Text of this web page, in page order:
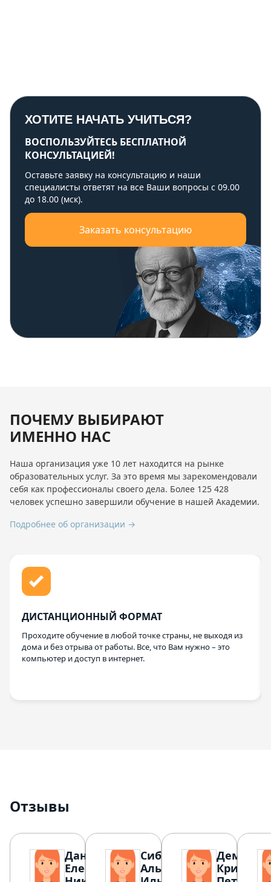
ХОТИТЕ НАЧАТЬ УЧИТЬСЯ?
ВОСПОЛЬЗУЙТЕСЬ БЕСПЛАТНОЙ
КОНСУЛЬТАЦИЕЙ!
Оставьте заявку на консультацию и наши
специалисты ответят на все Ваши вопросы с 09.00
до 18.00 (мск).
Заказать консультацию
ПОЧЕМУ ВЫБИРАЮТ
ИМЕННО НАС
Наша организация уже 10 лет находится на рынке
образовательных услуг. За это время мы зарекомендовали
себя как профессионалы своего дела. Более 125 428
человек успешно завершили обучение в нашей Академии.
Подробнее об организации →
ДИСТАНЦИОННЫЙ ФОРМАТ
Проходите обучение в любой точке страны, не выходя из
дома и без отрыва от работы. Все, что Вам нужно – это
компьютер и доступ в интернет.
Отзывы
Данилова
Елена
Сибгатуллина
Альбина
Кристина